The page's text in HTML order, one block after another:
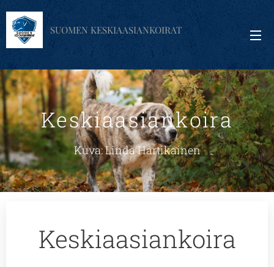
SUOMEN KESKIAASIANKOIRAT
Keskiaasiankoira
Kuva: Linda Hartikainen
Keskiaasiankoira